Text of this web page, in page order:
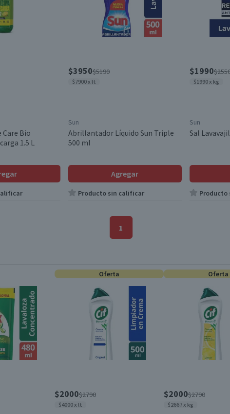
Care Bio
1.5 L
$3950$5190
$7900 x lt
Sun
Abrillantador Líquido Sun Triple
500 ml
Agregar
Producto sin calificar
$1990
$1990 x kg
Sun
Sal
1
Oferta
$2000$2790
$4000 x lt
Oferta
$2000$2790
$2667 x kg